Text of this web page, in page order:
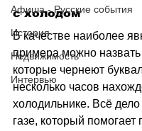
Афиша - Русские события
История
Недвижимость
Интервью
с холодом
В качестве наиболее
примера можно
которые чернеют
несколько часов
холодильнике. Всё
газе, который помогает